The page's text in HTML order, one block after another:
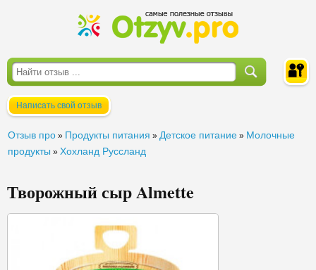
Написать свой отзыв
Отзыв про » Продукты питания » Детское питание » Молочные
продукты » Хохланд Руссланд
Творожный сыр Almette